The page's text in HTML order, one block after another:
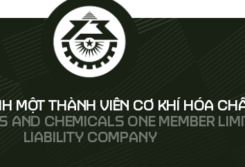
MỘT THÀNH VIÊN CƠ KHÍ HÓA
AND CHEMICALS ONE MEMBER
LIABILITY COMPANY